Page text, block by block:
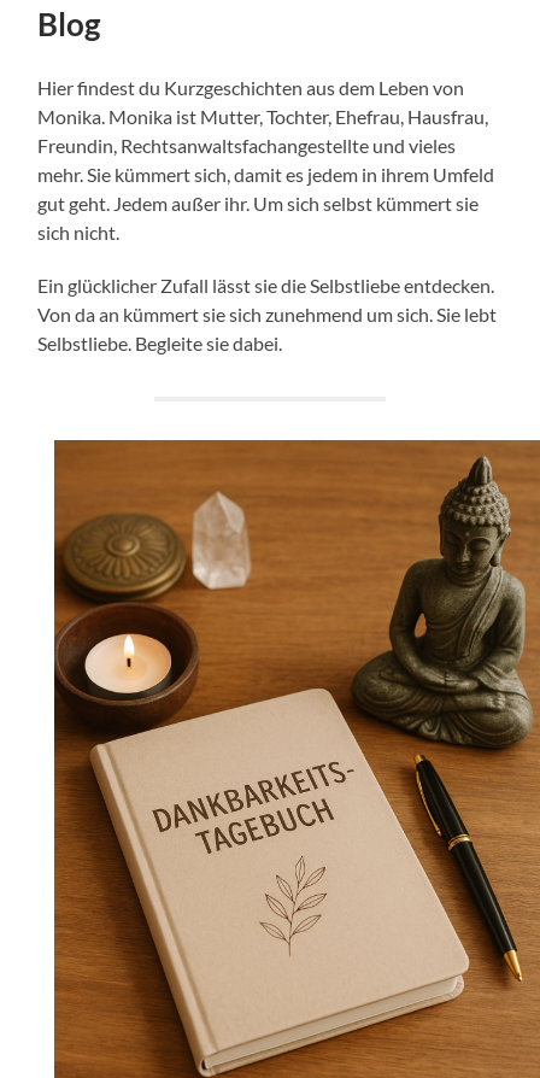
Blog
Hier findest du Kurzgeschichten aus dem Leben von
Monika. Monika ist Mutter, Tochter, Ehefrau, Hausfrau,
Freundin, Rechtsanwaltsfachangestellte und vieles
mehr. Sie kümmert sich, damit es jedem in ihrem Umfeld
gut geht. Jedem außer ihr. Um sich selbst kümmert sie
sich nicht.
Ein glücklicher Zufall lässt sie die Selbstliebe entdecken.
Von da an kümmert sie sich zunehmend um sich. Sie lebt
Selbstliebe. Begleite sie dabei.